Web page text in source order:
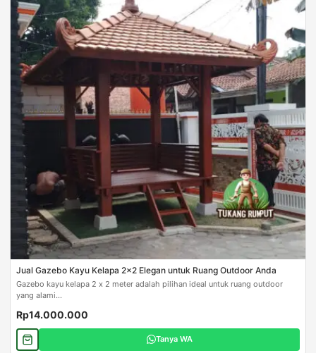
Jual Gazebo Kayu Kelapa 2x2 Elegan untuk Ruang Outdoor Anda
Gazebo kayu kelapa 2 x 2 meter adalah pilihan ideal untuk ruang outdoor
yang alami...
Rp14.000.000
Tanya WA